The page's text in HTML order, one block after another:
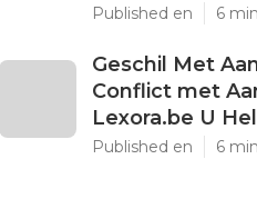
Published en 6
Geschil Met
Conflict met
Lexora.be U
Published en 6